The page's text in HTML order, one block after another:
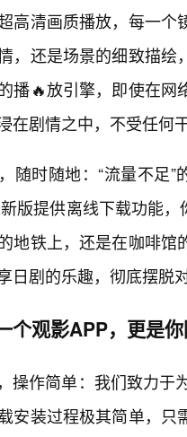
高清画质播放，每一
，还是场景的细致描
播🔥放引擎，即使在
在剧情之中，不受任何
随时随地：“流量不足
版提供离线下载功能
地铁上，还是在咖啡
日剧的乐趣，彻底摆脱
个观影APP，更是
操作简单：我们致力于
安装过程极其简单，